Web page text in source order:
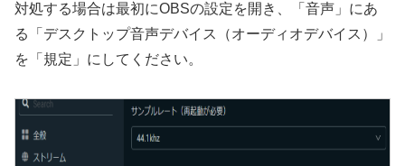
対処する場合は最初にOBSの設定を開き、「音声」にあ
る「デスクトップ音声デバイス（オーディオデバイス）」
を「規定」にしてください。